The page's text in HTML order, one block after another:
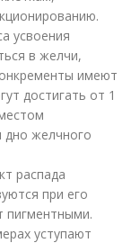
усвоения
в желчи,
имеют
достигать от 1
дно желчного
распада
при его
пигментными.
уступают